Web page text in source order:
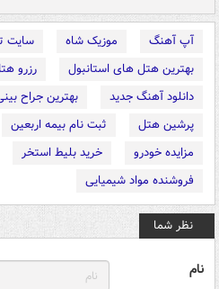
آپ آهنگ موزیک شاه
سایت
بهترین هتل های استانبول
رزرو
دانلود آهنگ جدید
بهترین جراح
پرشین هتل
ثبت نام بیمه اربعین
مزایده خودرو
خرید بلیط استخر
فروشنده مواد شیمیایی
نظر شما
نام